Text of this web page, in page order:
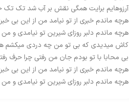
آرزوهایم برایت همگی نقش بر آب شد تک
هرچه ماندم خبری از تو نیامد من از این بی
هرچه ماندم دلبر روزای شیرین تو نیامدی و
کاش میدیدی که بی تو من چه دردی میکشم
بی محابا با تو بودم جان من رفتی چرا حرف
هرچه ماندم خبری از تو نیامد من از این بی
هرچه ماندم دلبر روزای شیرین تو نیامدی و